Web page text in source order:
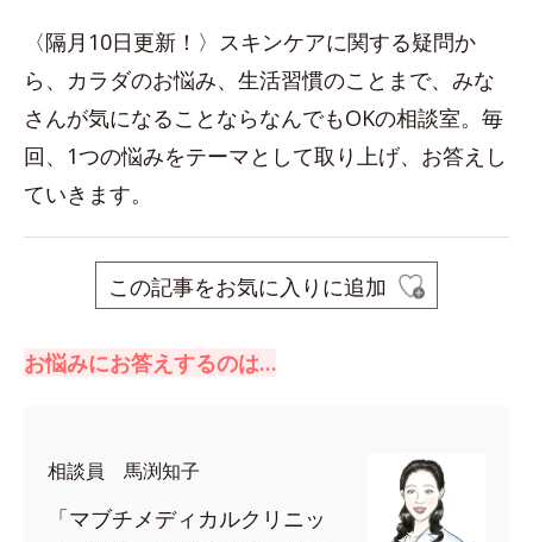
〈隔月10日更新！〉スキンケアに関する疑問か
ら、カラダのお悩み、生活習慣のことまで、みな
さんが気になることならなんでもOKの相談室。毎
回、1つの悩みをテーマとして取り上げ、お答えし
ていきます。
この記事をお気に入りに追加
お悩みにお答えするのは…
相談員 馬渕知子
「マブチメディカルクリニッ